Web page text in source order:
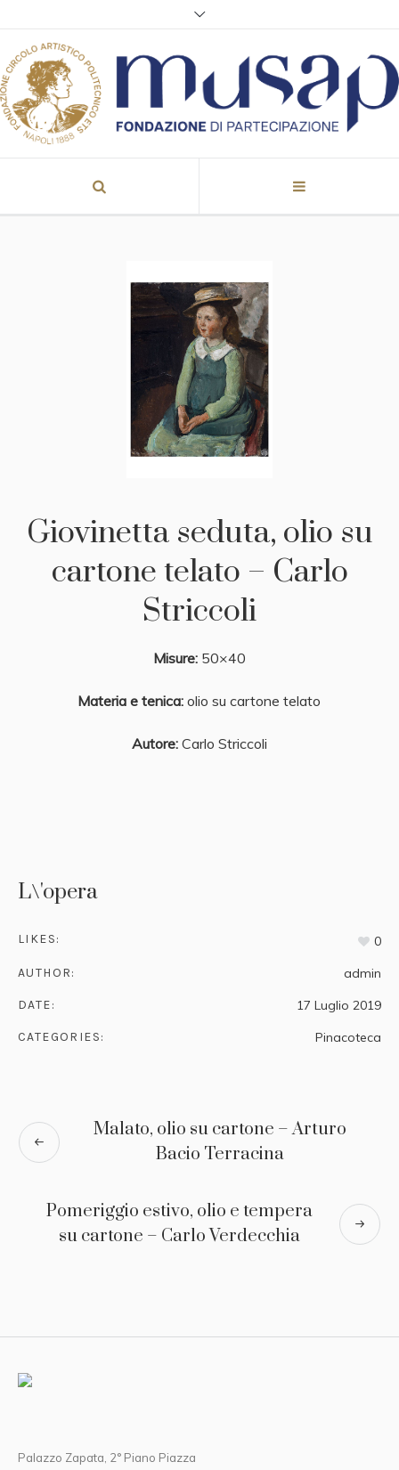
L\'opera
LIKES: 0
AUTHOR: admin
DATE: 17 Luglio 2019
CATEGORIES: Pinacoteca
Giovinetta seduta, olio su
cartone telato – Carlo
Striccoli
Misure:50×40
Materia e tenica: olio su cartone telato
Autore:Carlo Striccoli
Malato, olio su cartone – Arturo
Bacio Terracina
Pomeriggio estivo, olio e tempera
su cartone – Carlo Verdecchia
Palazzo Zapata, 2° Piano Piazza